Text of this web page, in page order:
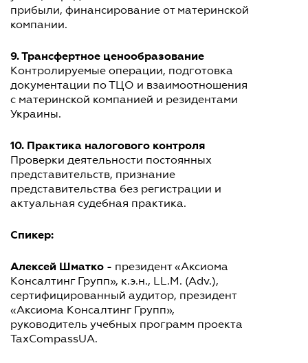
прибыли, финансирование от материнской
компании.
9. Трансфертное ценообразование
Контролируемые операции, подготовка
документации по ТЦО и взаимоотношения
с материнской компанией и резидентами
Украины.
10. Практика налогового контроля
Проверки деятельности постоянных
представительств, признание
представительства без регистрации и
актуальная судебная практика.
Спикер:
Алексей Шматко - президент «Аксиома
Консалтинг Групп», к.э.н., LL.M. (Adv.),
сертифицированный аудитор, президент
«Аксиома Консалтинг Групп»,
руководитель учебных программ проекта
TaxCompassUA.